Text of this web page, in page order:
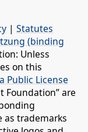
| Statutes
(binding
Unless
on this
Public License
Foundation” are
as trademarks